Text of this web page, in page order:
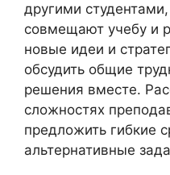
другими
совмещают учебу и
новые идеи и
обсудить общие
решения вместе.
сложностях
предложить гибкие
альтернативные